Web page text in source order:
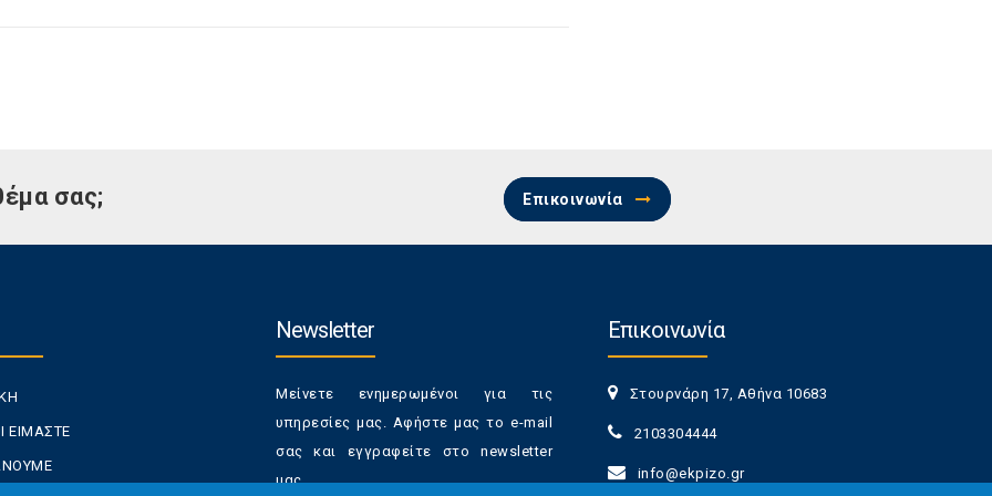
σας; Επικοινωνία
ΕΙΜΑΣΤΕ
Newsletter
Μείνετε ενημερωμένοι για τις
υπηρεσίες μας. Αφήστε μας το e-mail
σας και εγγραφείτε στο newsletter
μας.
Επικοινωνία
Στουρνάρη 17, Αθήνα 10683
2103304444
info@ekpizo.gr